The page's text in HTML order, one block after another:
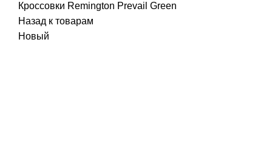
Кроссовки Remington Prevail Green
Назад к товарам
Новый